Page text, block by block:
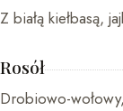
Z białą kiełbasą,
Rosół
Drobiowo-